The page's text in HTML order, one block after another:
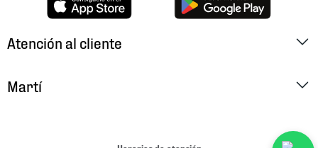
Atención al cliente
Martí